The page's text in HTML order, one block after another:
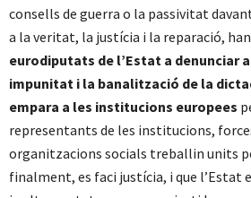
consells de guerra o la passivitat
a la veritat, la justícia i la reparació,
eurodiputats de l’Estat a denunciar
impunitat i la banalització de la
empara a les institucions europees
representants de les institucions,
organitzacions socials treballin units
finalment, es faci justícia, i que l’Estat